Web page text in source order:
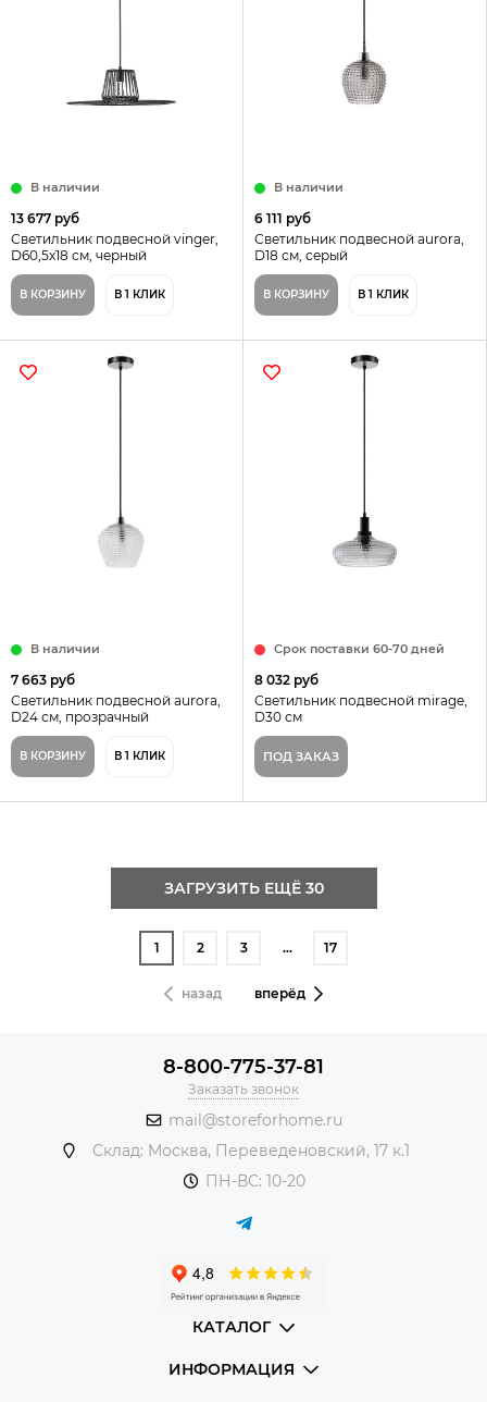
В наличии
13 677 руб
Светильник подвесной vinger,
D60,5х18 см, черный
В КОРЗИНУ В 1 КЛИК
В наличии
6 111 руб
Светильник подвесной aurora,
D18 см, серый
В КОРЗИНУ В 1 КЛИК
В наличии
7 663 руб
Светильник подвесной aurora,
D24 см, прозрачный
В КОРЗИНУ В 1 КЛИК
Срок поставки 60-70 дней
8 032 руб
Светильник подвесной mirage,
D30 см
ПОД ЗАКАЗ
ЗАГРУЗИТЬ ЕЩЁ 30
назад
1 2 3 … 17
вперёд
8-800-775-37-81
Заказать звонок
mail@storeforhome.ru
Склад: Москва, Переведеновский, 17 к.1
ПН-ВС: 10-20
КАТАЛОГ
ИНФОРМАЦИЯ